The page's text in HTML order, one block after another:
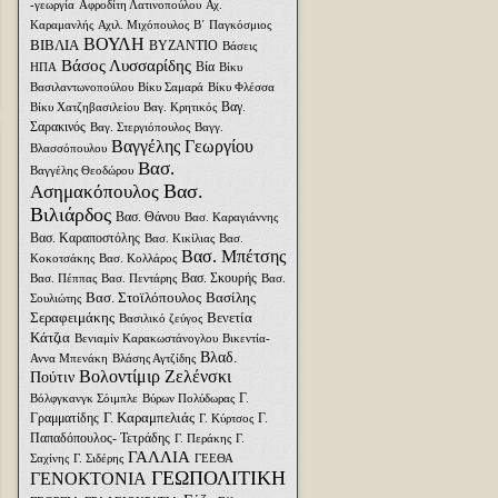
-γεωργία Αφροδίτη Λατινοπούλου Αχ.
Καραμανλής Αχιλ. Μιχόπουλος Β΄ Παγκόσμιος
ΒΙΒΛΙΑ ΒΟΥΛΗ ΒΥΖΑΝΤΙΟ Βάσεις
ΗΠΑ Βάσος Λυσσαρίδης Βία Βίκυ
Βασιλαντωνοπούλου Βίκυ Σαμαρά Βίκυ Φλέσσα
Βίκυ Χατζηβασιλείου Βαγ. Κρητικός Βαγ.
Σαρακινός Βαγ. Στεργιόπουλος Βαγγ.
Βλασσόπουλου Βαγγέλης Γεωργίου
Βαγγέλης Θεοδώρου Βασ.
Ασημακόπουλος Βασ.
Βιλιάρδος Βασ. Θάνου Βασ. Καραγιάννης
Βασ. Καραποστόλης Βασ. Κικίλιας Βασ.
Κοκοτσάκης Βασ. Κολλάρος Βασ. Μπέτσης
Βασ. Πέππας Βασ. Πεντάρης Βασ. Σκουρής Βασ.
Σουλιώτης Βασ. Στοϊλόπουλος Βασίλης
Σεραφειμάκης Βασιλικό ζεύγος Βενετία
Κάτζια Βενιαμίν Καρακωστάνογλου Βικεντία-
Αννα Μπενάκη Βλάσης Αγτζίδης Βλαδ.
Πούτιν Βολοντίμιρ Ζελένσκι
Βόλφγκανγκ Σόιμπλε Βύρων Πολύδωρας Γ.
Γραμματίδης Γ. Καραμπελιάς Γ. Κύρτσος Γ.
Παπαδόπουλος- Τετράδης Γ. Περάκης Γ.
Σαχίνης Γ. Σιδέρης ΓΑΛΛΙΑ ΓΕΕΘΑ
ΓΕΝΟΚΤΟΝΙΑ ΓΕΩΠΟΛΙΤΙΚΗ